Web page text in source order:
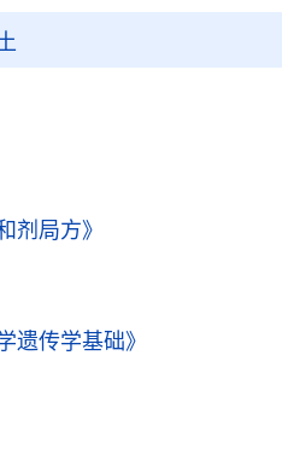
剂局方》
遗传学基础》